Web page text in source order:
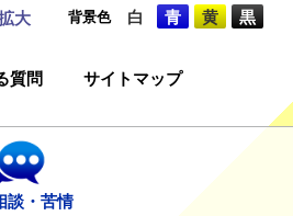
大 背景色 白 青 黄 黒
質問 サイトマップ
談・苦情